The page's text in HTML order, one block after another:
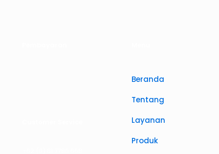
Beranda
Tentang
Layanan
Produk